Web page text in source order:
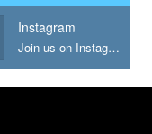
Instagram
Join us on Instagram